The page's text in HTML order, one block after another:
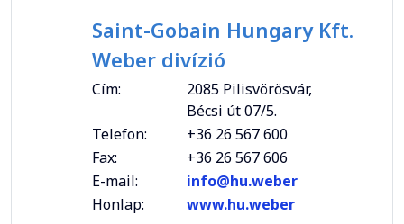
Saint-Gobain Hungary Kft.
Weber divízió
Cím:
2085 Pilisvörösvár,
Bécsi út 07/5.
Telefon:
+36 26 567 600
Fax:
+36 26 567 606
E-mail:
info@hu.weber
Honlap:
www.hu.weber